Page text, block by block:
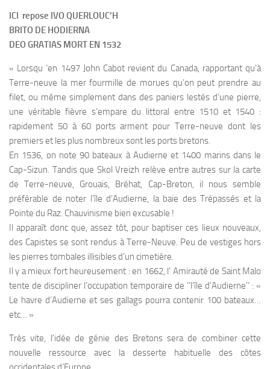
ICI repose IVO QUERLOUC’H
BRITO DE HODIERNA
DEO GRATIAS MORT EN 1532
« Lorsqu ‘en 1497 John Cabot revient du Canada, rapportant qu’à
Terre-neuve la mer fourmille de morues qu’on peut prendre au
filet, ou même simplement dans des paniers lestés d’une pierre,
une véritable fièvre s’empare du littoral entre 1510 et 1540 :
rapidement 50 à 60 ports arment pour Terre-neuve dont les
premiers et les plus nombreux sont les ports bretons.
En 1536, on note 90 bateaux à Audierne et 1400 marins dans le
Cap-Sizun. Tandis que Skol Vreizh relève entre autres sur la carte
de Terre-neuve, Grouais, Bréhat, Cap-Breton, il nous semble
préférable de noter l’île d’Audierne, la baie des Trépassés et la
Pointe du Raz. Chauvinisme bien excusable !
Il apparaît donc que, assez tôt, pour baptiser ces lieux nouveaux,
des Capistes se sont rendus à Terre-Neuve. Peu de vestiges hors
les pierres tombales illisibles d’un cimetière.
Il y a mieux fort heureusement : en 1662, l’ Amirauté de Saint Malo
tente de discipliner l’occupation temporaire de ‘’l’île d’Audierne’’ : «
Le havre d’Audierne et ses gallags pourra contenir 100 bateaux…
etc… »
Très vite, l’idée de génie des Bretons sera de combiner cette
nouvelle ressource avec la desserte habituelle des côtes